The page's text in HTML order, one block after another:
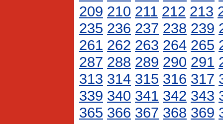
209 210 211 212 213
235 236 237 238 239
261 262 263 264 265
287 288 289 290 291
313 314 315 316 317
339 340 341 342 343
365 366 367 368 369